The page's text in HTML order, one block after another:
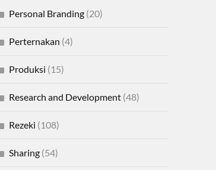
Personal Branding(20)
Perternakan (4)
Produksi (15)
Research and Development(48)
Rezeki (108)
Sharing(54)